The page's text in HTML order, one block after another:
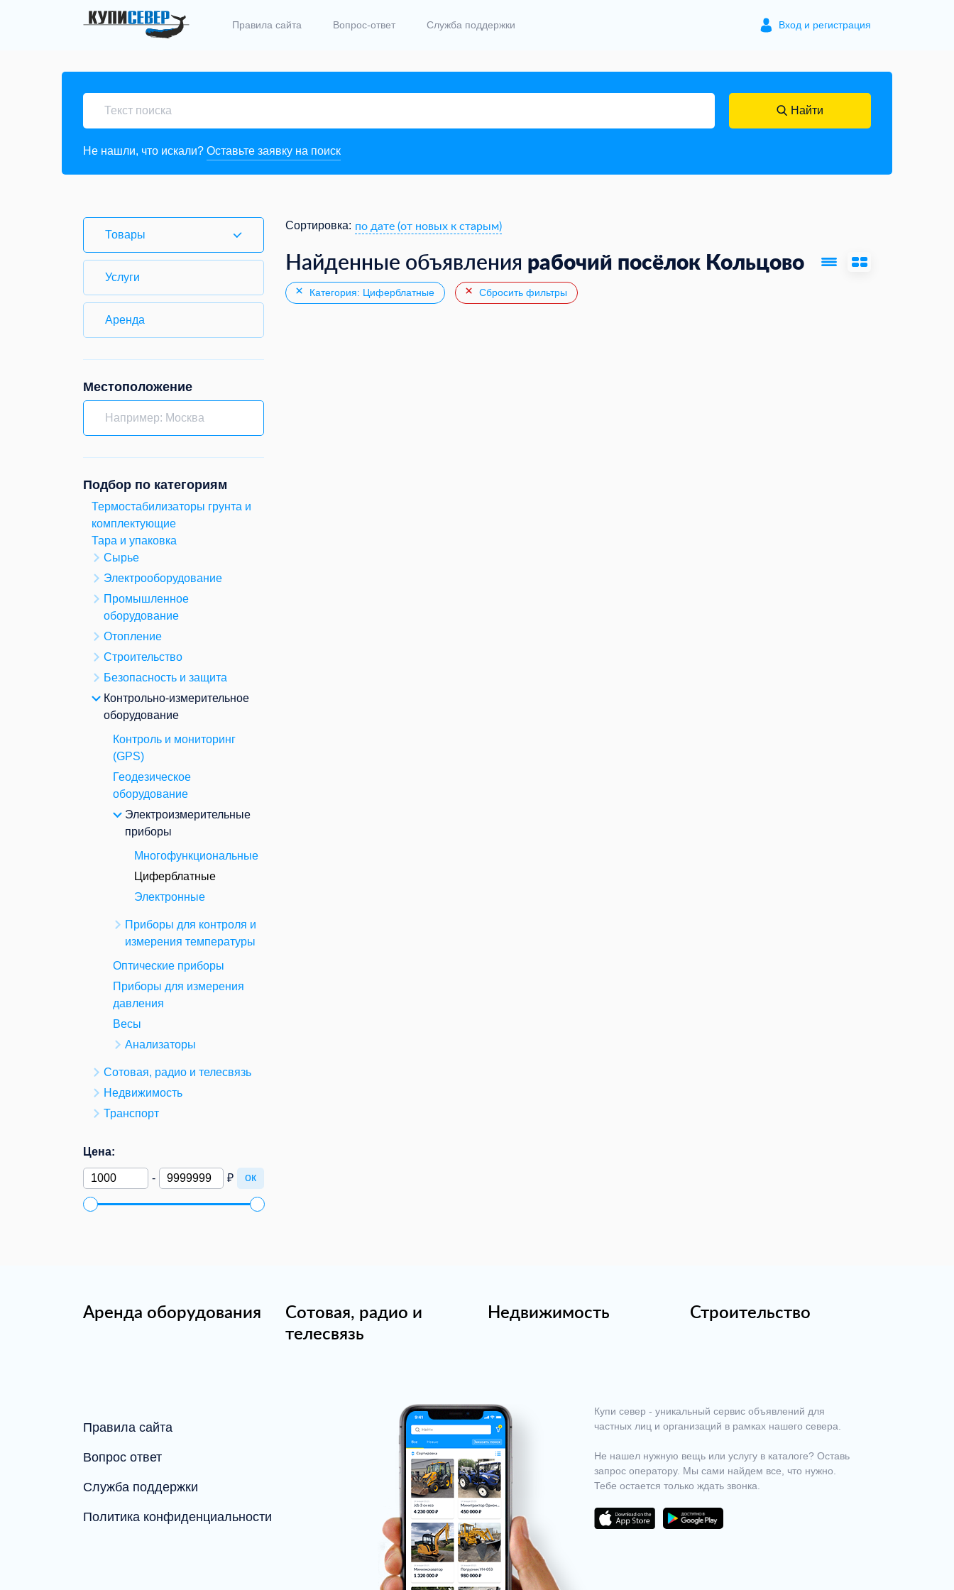
Правила сайта Вопрос-ответ Служба поддержки Вход и регистрация
Найти
Не нашли, что искали? Оставьте заявку на поиск
Товары
Услуги
Аренда
Местоположение
Подбор по категориям
Термостабилизаторы грунта и
комплектующие
Тара и упаковка
Сырье
Электрооборудование
Промышленное
оборудование
Отопление
Строительство
Безопасность и защита
Контрольно-измерительное
оборудование
Контроль и мониторинг
(GPS)
Геодезическое
оборудование
Электроизмерительные
приборы
Многофункциональные
Циферблатные
Электронные
Приборы для контроля и
измерения температуры
Оптические приборы
Приборы для измерения
давления
Весы
Анализаторы
Сотовая, радио и телесвязь
Недвижимость
Транспорт
Цена:
- ₽ ок
Сортировка: по дате (от новых к старым)
Найденные объявления рабочий посёлок Кольцово
Категория: Циферблатные Сбросить фильтры
Аренда оборудования
Сотовая, радио и
телесвязь
Недвижимость Строительство
Правила сайта
Вопрос ответ
Служба поддержки
Политика конфиденциальности
Купи север - уникальный сервис объявлений для
частных лиц и организаций в рамках нашего севера.
Не нашел нужную вещь или услугу в каталоге? Оставь
запрос оператору. Мы сами найдем все, что нужно.
Тебе остается только ждать звонка.